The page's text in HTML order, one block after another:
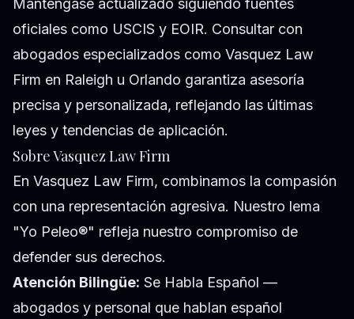
Manténgase actualizado siguiendo fuentes
oficiales como USCIS y EOIR. Consultar con
abogados especializados como Vasquez Law
Firm en Raleigh u Orlando garantiza asesoría
precisa y personalizada, reflejando las últimas
leyes y tendencias de aplicación.
Sobre Vasquez Law Firm
En Vasquez Law Firm, combinamos la compasión
con una representación agresiva. Nuestro lema
"Yo Peleo®" refleja nuestro compromiso de
defender sus derechos.
Atención Bilingüe: Se Habla Español —
abogados y personal que hablan español